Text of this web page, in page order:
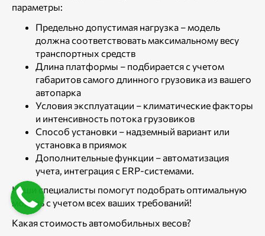
параметры:
Предельно допустимая нагрузка – модель
должна соответствовать максимальному весу
транспортных средств
Длина платформы – подбирается с учетом
габаритов самого длинного грузовика из вашего
автопарка
Условия эксплуатации – климатические факторы
и интенсивность потока грузовиков
Способ установки – надземный вариант или
установка в приямок
Дополнительные функции – автоматизация
учета, интеграция с ERP-системами.
Наши специалисты помогут подобрать оптимальную
модель с учетом всех ваших требований!
Какая стоимость автомобильных весов?